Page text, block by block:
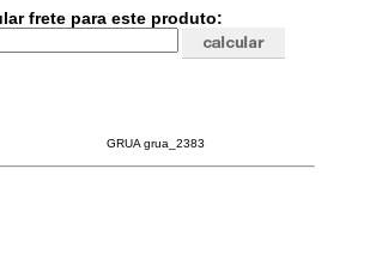
frete para este produto:
GRUA grua_2383